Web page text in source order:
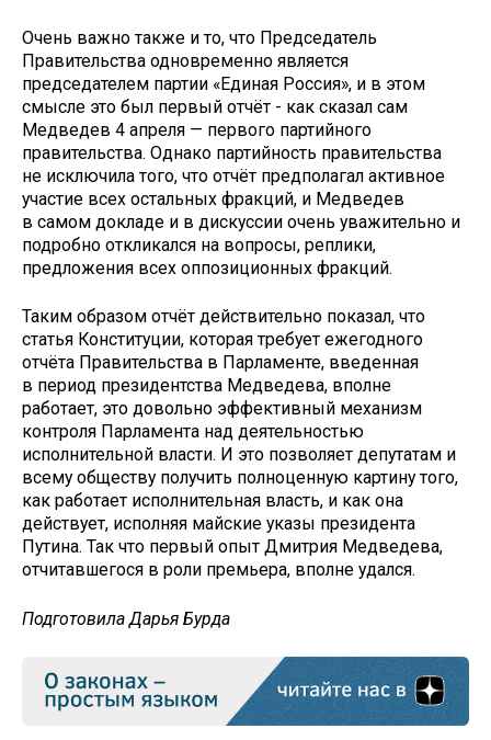
Очень важно также и то, что Председатель
Правительства одновременно является
председателем партии «Единая Россия», и в этом
смысле это был первый отчёт - как сказал сам
Медведев 4 апреля — первого партийного
правительства. Однако партийность правительства
не исключила того, что отчёт предполагал активное
участие всех остальных фракций, и Медведев
в самом докладе и в дискуссии очень уважительно и
подробно откликался на вопросы, реплики,
предложения всех оппозиционных фракций.
Таким образом отчёт действительно показал, что
статья Конституции, которая требует ежегодного
отчёта Правительства в Парламенте, введенная
в период президентства Медведева, вполне
работает, это довольно эффективный механизм
контроля Парламента над деятельностью
исполнительной власти. И это позволяет депутатам и
всему обществу получить полноценную картину того,
как работает исполнительная власть, и как она
действует, исполняя майские указы президента
Путина. Так что первый опыт Дмитрия Медведева,
отчитавшегося в роли премьера, вполне удался.
Подготовила Дарья Бурда